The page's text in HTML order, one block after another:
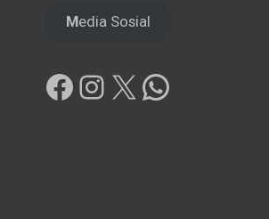
Media Sosial
Facebook
Instagram
X